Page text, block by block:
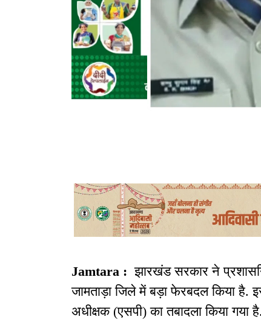
Jamtara :झारखंड सरकार ने
जामताड़ा जिले में बड़ा फेरबदल किया
अधीक्षक (एसपी) का तबादला किया गया है.